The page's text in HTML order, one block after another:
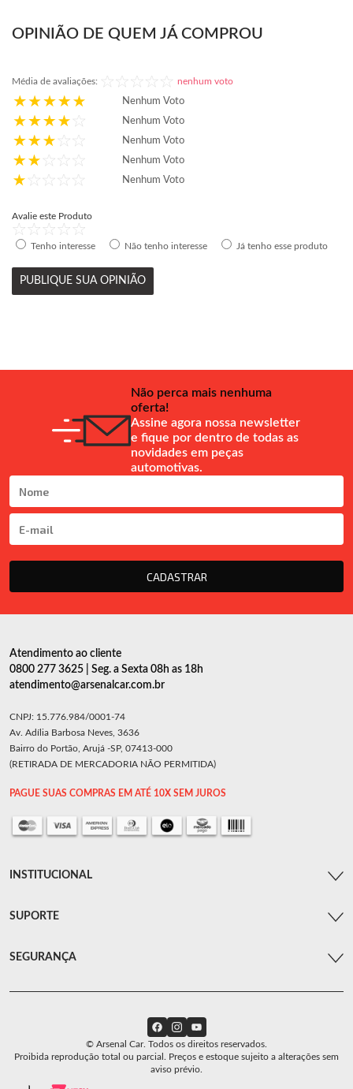
OPINIÃO DE QUEM JÁ COMPROU
Média de avaliações: nenhum voto
Nenhum Voto
Nenhum Voto
Nenhum Voto
Nenhum Voto
Nenhum Voto
Avalie este Produto
Tenho interesse Não tenho interesse Já tenho esse produto
PUBLIQUE SUA OPINIÃO
Não perca mais nenhuma
oferta!
Assine agora nossa newsletter
e fique por dentro de todas as
novidades em peças
automotivas.
CADASTRAR
Atendimento ao cliente
0800 277 3625 | Seg. a Sexta 08h as 18h
atendimento@arsenalcar.com.br
CNPJ: 15.776.984/0001-74
Av. Adília Barbosa Neves, 3636
Bairro do Portão, Arujá -SP, 07413-000
(RETIRADA DE MERCADORIA NÃO PERMITIDA)
PAGUE SUAS COMPRAS EM ATÉ 10X SEM JUROS
INSTITUCIONAL
SUPORTE
SEGURANÇA
© Arsenal Car. Todos os direitos reservados.
Proibida reprodução total ou parcial. Preços e estoque sujeito a alterações sem
aviso prévio.